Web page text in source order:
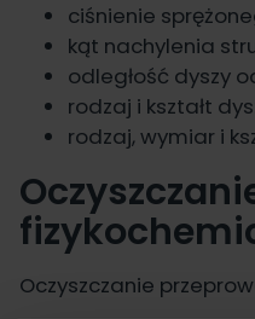
ciśnienie
kąt nachylenia
odległość dyszy
rodzaj i kształt
rodzaj, wymiar i
Oczyszczanie